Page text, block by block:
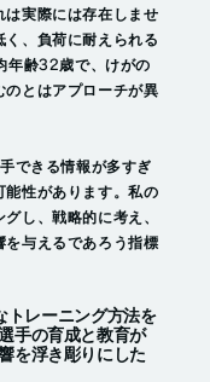
は実際には存在しませ
く、負荷に耐えられる
年齢32歳で、けがの
のとはアプローチが異
できる情報が多すぎ
能性があります。私の
し、戦略的に考え、
を与えるであろう指標
レーニング方法を
手の育成と教育が
を浮き彫りにした